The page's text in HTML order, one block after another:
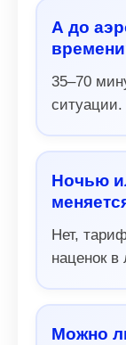
А до
35–70
ситуации.
Ночью
Нет,
наценок
Можно